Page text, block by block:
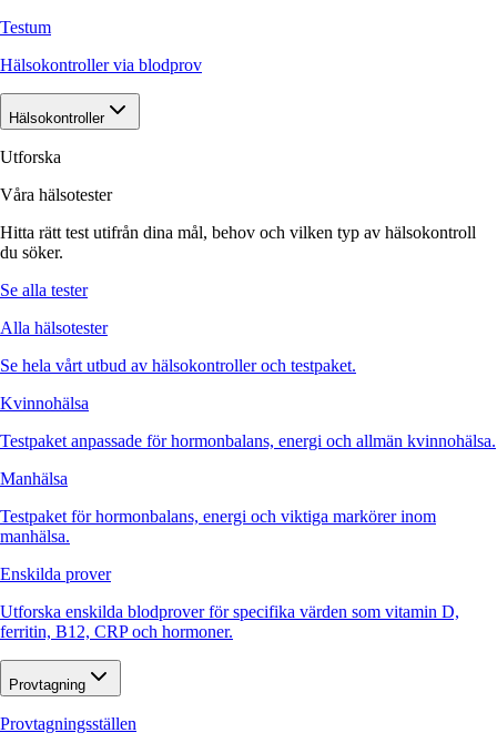
Testum
Hälsokontroller via blodprov
Hälsokontroller
Utforska
Våra hälsotester
Hitta rätt test utifrån dina mål, behov och vilken typ av hälsokontroll
du söker.
Se alla tester
Alla hälsotester
Se hela vårt utbud av hälsokontroller och testpaket.
Kvinnohälsa
Testpaket anpassade för hormonbalans, energi och allmän kvinnohälsa.
Manhälsa
Testpaket för hormonbalans, energi och viktiga markörer inom
manhälsa.
Enskilda prover
Utforska enskilda blodprover för specifika värden som vitamin D,
ferritin, B12, CRP och hormoner.
Provtagning
Provtagningsställen